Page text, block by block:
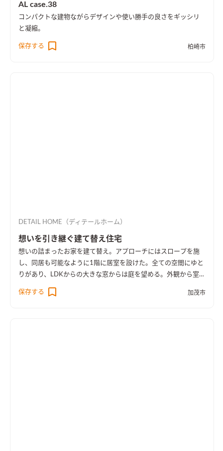
AL case.38
コンパクトな建物ながらデザインや使い勝手の良さをギッシリ
と凝縮。
保存する 柏崎市
DETAIL HOME（ディテールホーム）
想いを引き継ぐ建て替え住宅
想いの詰まったお家を建て替え。アプローチにはスロープを施
し、同居も可能なように1階に居室を設けた。全ての空間にゆと
りがあり、LDKからの大きな窓からは庭を望める。外観から室内
空間まで広さを感じる事のできるお家となった。
保存する
加茂市